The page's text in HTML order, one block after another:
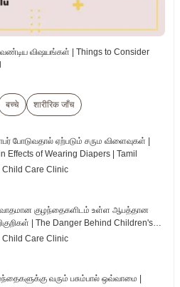
விஷயங்கள் | Things to Consider
बच्चे शारीरिक जाँच
போடுவதால் ஏற்படும் சரும விளைவுகள் |
Effects of Wearing Diapers | Tamil
Child Care Clinic
குழந்தைகளிடம் உள்ள ஆபத்தான
| The Danger Behind Children's
| Tamil
Child Care Clinic
வரும் பசும்பால் ஒவ்வாமை |